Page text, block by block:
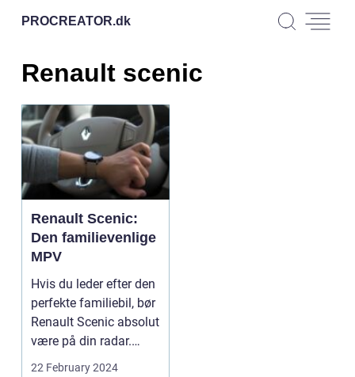
PROCREATOR.dk
Renault scenic
Renault Scenic:
Den familievenlige
MPV
Hvis du leder efter den
perfekte familiebil, bør
Renault Scenic absolut
være på din radar.
Denne pop...
22 February 2024